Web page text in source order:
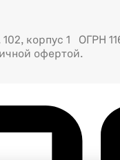
корпус 1 ОГРН
офертой.